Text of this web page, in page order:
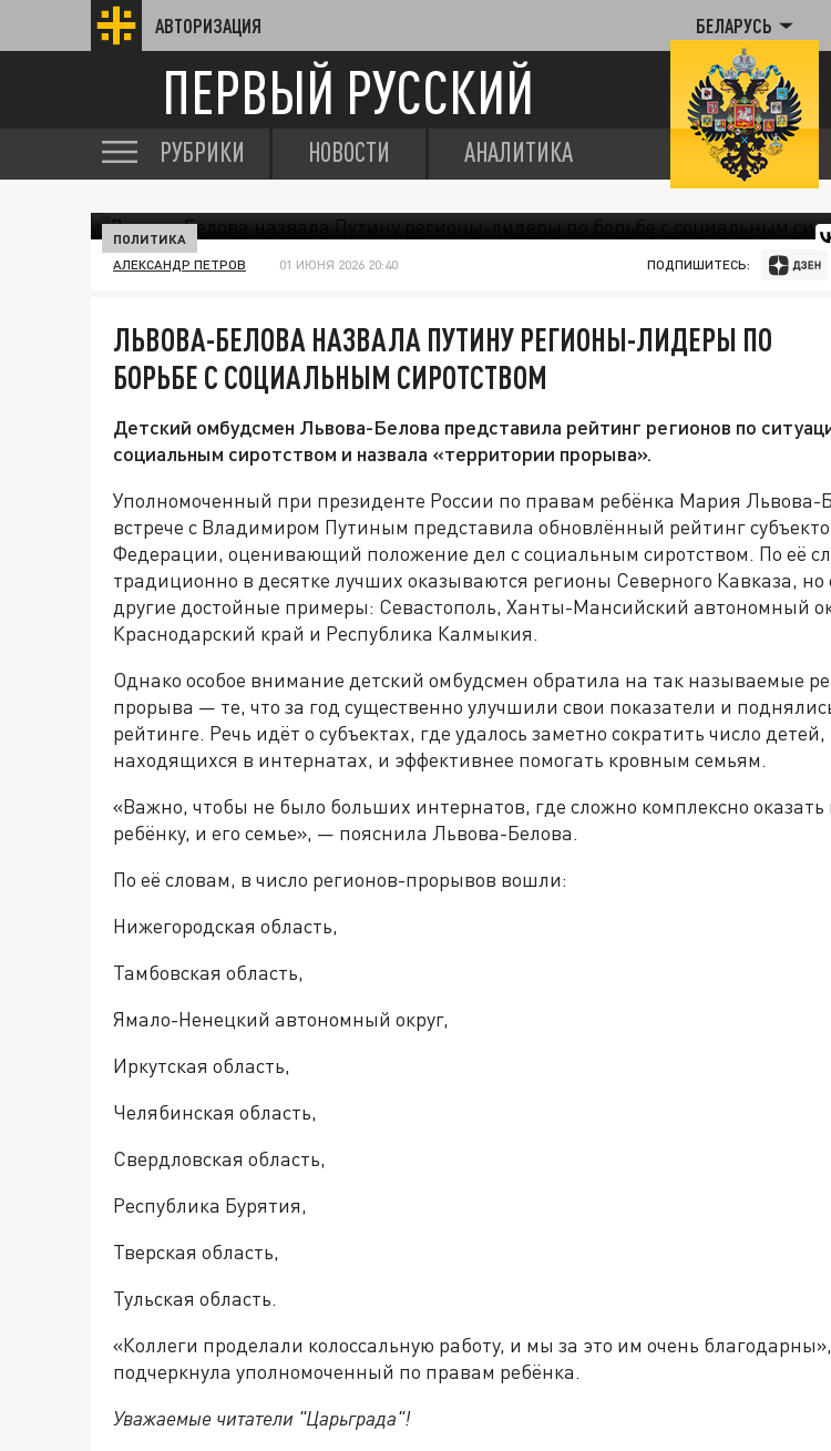
АВТОРИЗАЦИЯ БЕЛАРУСЬ
ПЕРВЫЙ РУССКИЙ
РУБРИКИ НОВОСТИ АНАЛИТИКА
ПОЛИТИКА
АЛЕКСАНДР ПЕТРОВ 01 ИЮНЯ 2026 20:40 ПОДПИШИТЕСЬ:
ЛЬВОВА-БЕЛОВА НАЗВАЛА ПУТИНУ РЕГИОНЫ-ЛИДЕРЫ ПО
БОРЬБЕ С СОЦИАЛЬНЫМ СИРОТСТВОМ
Детский омбудсмен Львова-Белова представила рейтинг регионов по
социальным сиротством и назвала «территории прорыва».
Уполномоченный при президенте России по правам ребёнка Мария Львова-
встрече с Владимиром Путиным представила обновлённый рейтинг
Федерации, оценивающий положение дел с социальным сиротством. По её
традиционно в десятке лучших оказываются регионы Северного Кавказа, но
другие достойные примеры: Севастополь, Ханты-Мансийский автономный
Краснодарский край и Республика Калмыкия.
Однако особое внимание детский омбудсмен обратила на так называемые
прорыва — те, что за год существенно улучшили свои показатели и
рейтинге. Речь идёт о субъектах, где удалось заметно сократить число детей,
находящихся в интернатах, и эффективнее помогать кровным семьям.
«Важно, чтобы не было больших интернатов, где сложно комплексно
ребёнку, и его семье», — пояснила Львова-Белова.
По её словам, в число регионов-прорывов вошли:
Нижегородская область,
Тамбовская область,
Ямало-Ненецкий автономный округ,
Иркутская область,
Челябинская область,
Свердловская область,
Республика Бурятия,
Тверская область,
Тульская область.
«Коллеги проделали колоссальную работу, и мы за это им очень
подчеркнула уполномоченный по правам ребёнка.
Уважаемые читатели "Царьграда"!